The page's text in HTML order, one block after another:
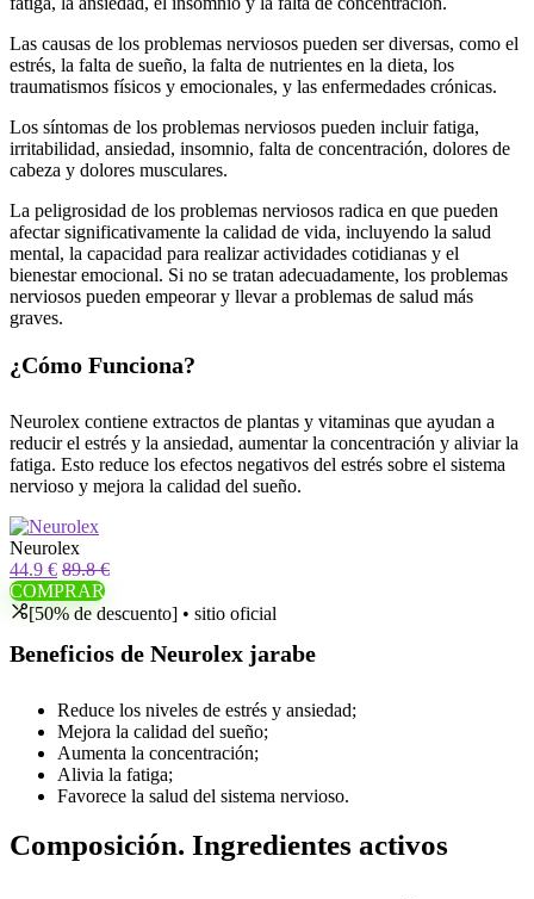
Las causas de los problemas nerviosos pueden ser diversas, como el
estrés, la falta de sueño, la falta de nutrientes en la dieta, los
traumatismos físicos y emocionales, y las enfermedades crónicas.
Los síntomas de los problemas nerviosos pueden incluir fatiga,
irritabilidad, ansiedad, insomnio, falta de concentración, dolores de
cabeza y dolores musculares.
La peligrosidad de los problemas nerviosos radica en que pueden
afectar significativamente la calidad de vida, incluyendo la salud
mental, la capacidad para realizar actividades cotidianas y el
bienestar emocional. Si no se tratan adecuadamente, los problemas
nerviosos pueden empeorar y llevar a problemas de salud más
graves.
¿Cómo Funciona?
Neurolex contiene extractos de plantas y vitaminas que ayudan a
reducir el estrés y la ansiedad, aumentar la concentración y aliviar la
fatiga. Esto reduce los efectos negativos del estrés sobre el sistema
nervioso y mejora la calidad del sueño.
Neurolex
44.9 € 89.8 €
COMPRAR
[50% de descuento] • sitio oficial
Beneficios de Neurolex jarabe
Reduce los niveles de estrés y ansiedad;
Mejora la calidad del sueño;
Aumenta la concentración;
Alivia la fatiga;
Favorece la salud del sistema nervioso.
Composición. Ingredientes activos